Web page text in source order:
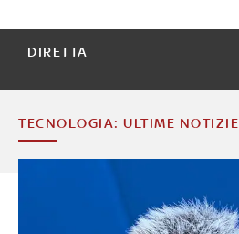
DIRETTA
TECNOLOGIA: ULTIME NOTIZIE